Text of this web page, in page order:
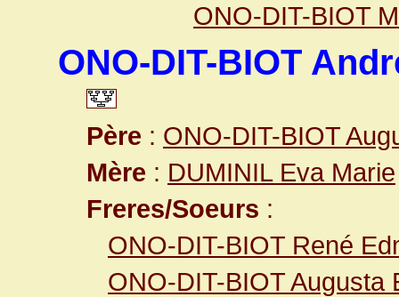
ONO-DIT-BIOT
ONO-DIT-BIOT
Père : ONO-DIT-BIOT
Mère : DUMINIL Eva Marie
Freres/Soeurs :
ONO-DIT-BIOT René
ONO-DIT-BIOT Augusta